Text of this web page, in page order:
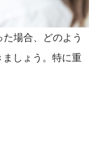
場合、どのよう
しょう。特に重